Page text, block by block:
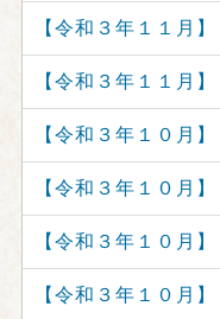
【令和３年１１月
【令和３年１１
【令和３年１０
【令和３年１０
【令和３年１０
【令和３年１０